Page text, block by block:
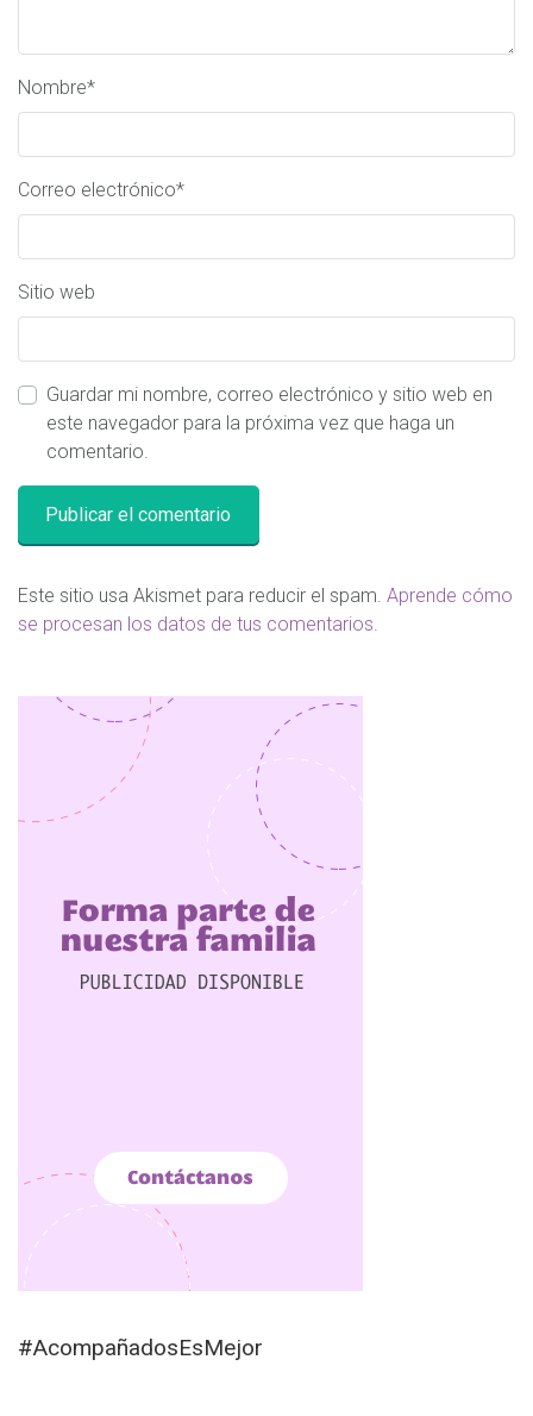
Nombre*
Correo electrónico*
Sitio web
Guardar mi nombre, correo electrónico y sitio web en
este navegador para la próxima vez que haga un
comentario.
Este sitio usa Akismet para reducir el spam. Aprende cómo
se procesan los datos de tus comentarios
#AcompañadosEsMejor